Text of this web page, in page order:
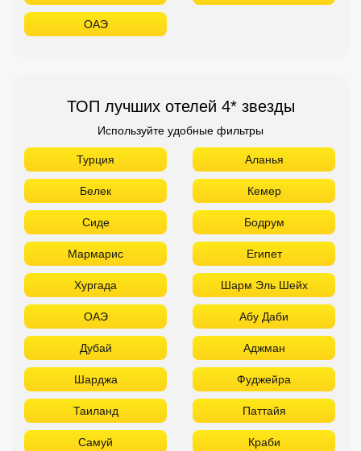
ОАЭ
ТОП лучших отелей 4* звезды
Используйте удобные фильтры
Турция Аланья
Белек Кемер
Сиде Бодрум
Мармарис Египет
Хургада Шарм Эль Шейх
ОАЭ Абу Даби
Дубай Аджман
Шарджа Фуджейра
Таиланд Паттайя
Самуй Краби